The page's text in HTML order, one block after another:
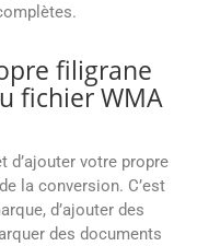
filigrane
fichier WMA
d’ajouter votre propre
la conversion. C’est
d’ajouter des
des documents